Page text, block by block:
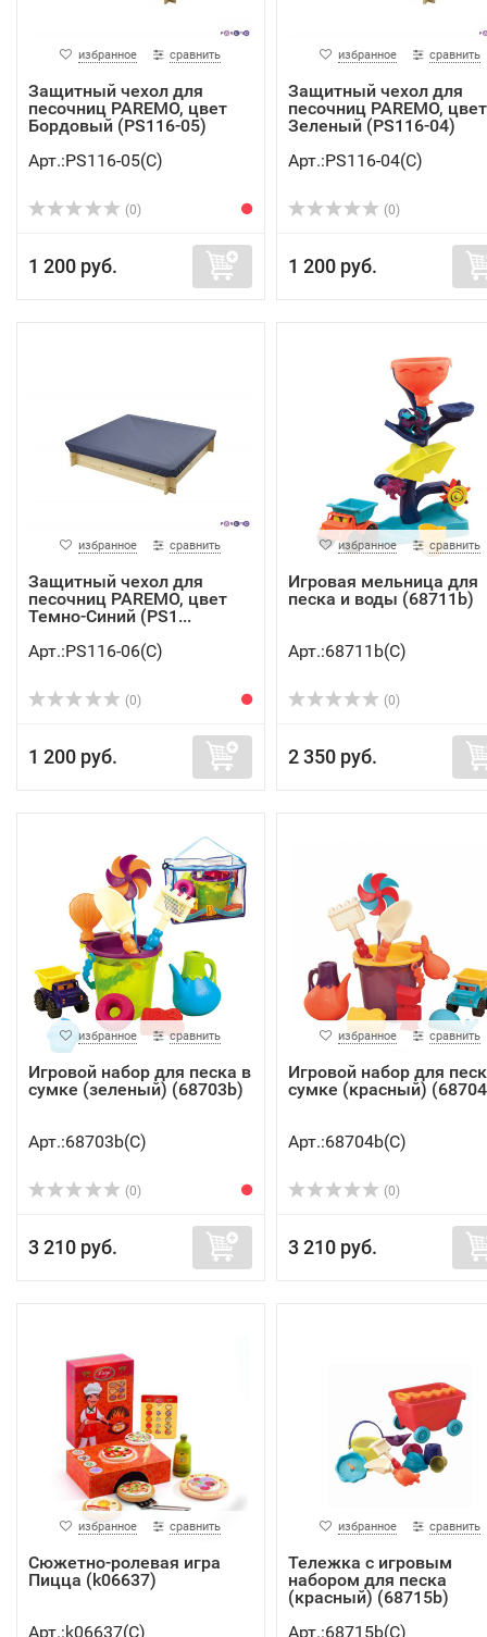
избранное сравнить
Защитный чехол для
песочниц PAREMO, цвет
Бордовый (PS116-05)
Арт.:PS116-05(C)
(0)
1 200 руб.
избранное сравнить
Защитный чехол для
песочниц PAREMO, цвет
Зеленый (PS116-04)
Арт.:PS116-04(C)
(0)
1 200 руб.
избранное сравнить
Защитный чехол для
песочниц PAREMO, цвет
Темно-Синий (PS1...
Арт.:PS116-06(C)
(0)
1 200 руб.
избранное сравнить
Игровая мельница для
песка и воды (68711b)
Арт.:68711b(C)
(0)
2 350 руб.
избранное сравнить
Игровой набор для песка в
сумке (зеленый) (68703b)
Арт.:68703b(C)
(0)
3 210 руб.
избранное сравнить
Игровой набор для
сумке (красный)
Арт.:68704b(C)
(0)
3 210 руб.
избранное сравнить
Сюжетно-ролевая игра
Пицца (k06637)
Арт.:k06637(C)
избранное сравнить
Тележка с игровым
набором для песка
(красный) (68715b)
Арт.:68715b(C)